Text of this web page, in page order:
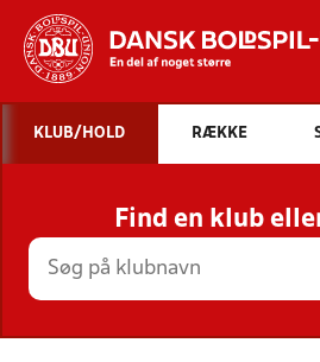
STILLINGER,
HOLD
KLUB/HOLD RÆKKE
Find en klub